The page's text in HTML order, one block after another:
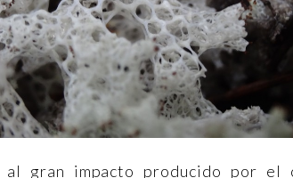
al gran impacto producido por el